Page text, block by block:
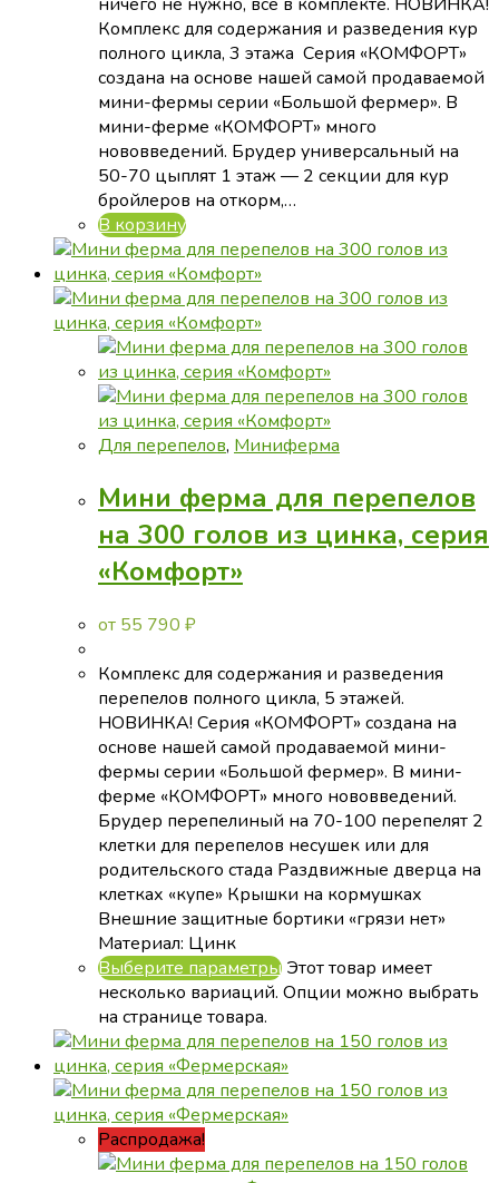
Комплекс для содержания и разведения кур
полного цикла, 3 этажа Серия «КОМФОРТ»
создана на основе нашей самой продаваемой
мини-фермы серии «Большой фермер». В
мини-ферме «КОМФОРТ» много
нововведений. Брудер универсальный на
50-70 цыплят 1 этаж — 2 секции для кур
бройлеров на откорм,…
В корзину
Для перепелов, Миниферма
Мини ферма для перепелов
на 300 голов из цинка, серия
«Комфорт»
от 55 790 ₽
Комплекс для содержания и разведения
перепелов полного цикла, 5 этажей.
НОВИНКА! Серия «КОМФОРТ» создана на
основе нашей самой продаваемой мини-
фермы серии «Большой фермер». В мини-
ферме «КОМФОРТ» много нововведений.
Брудер перепелиный на 70-100 перепелят 2
клетки для перепелов несушек или для
родительского стада Раздвижные дверца на
клетках «купе» Крышки на кормушках
Внешние защитные бортики «грязи нет»
Материал: Цинк
Выберите параметры Этот товар имеет
несколько вариаций. Опции можно выбрать
на странице товара.
Распродажа!